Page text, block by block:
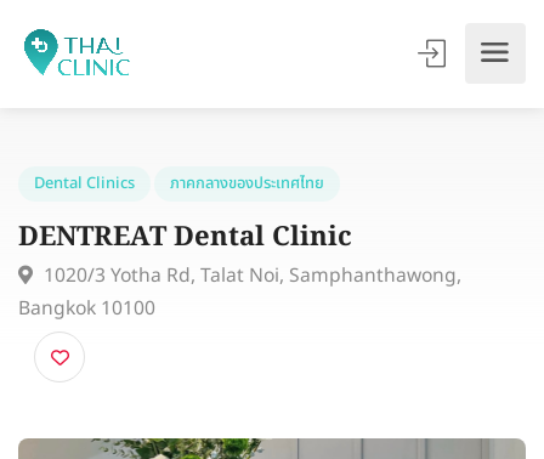
DENTREAT Dental Clinic
1020/3 Yotha Rd, Talat Noi, Samphanthawong,
Bangkok 10100